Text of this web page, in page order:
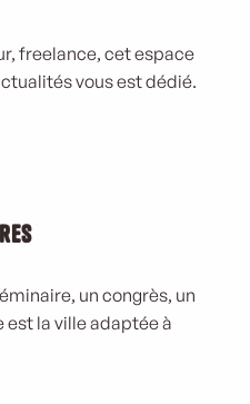
freelance, cet espace
vous est dédié.
un congrès, un
est la ville adaptée à